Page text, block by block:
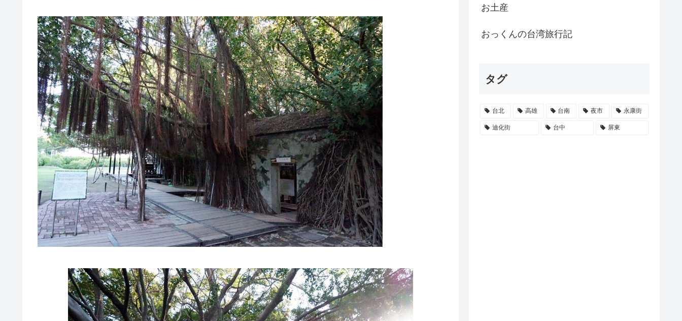
お土産
おっくんの台湾旅行記
タグ
台北 高雄 台南 夜市 永康街
迪化街 台中 屏東